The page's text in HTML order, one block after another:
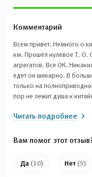
Комментарий
Всем привет. Немного о
км. Прошёл нулевое Т. О.
агрегатов. Все ОК.
едет он шикарно. В
только на
пор не лежит душа к
Читать подробнее
Вам помог этот
Да (10) Нет (5)